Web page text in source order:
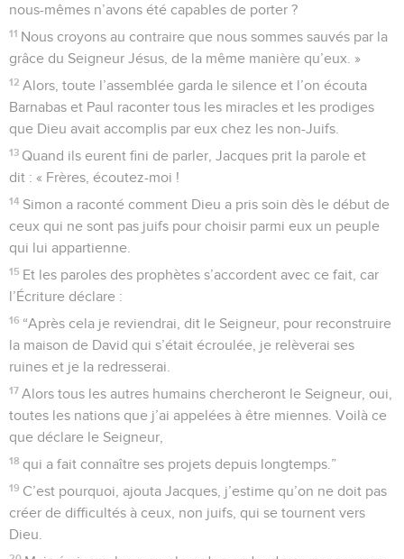
nous-mêmes n’avons été capables de porter ?
11 Nous croyons au contraire que nous sommes sauvés par la
grâce du Seigneur Jésus, de la même manière qu’eux. »
12 Alors, toute l’assemblée garda le silence et l’on écouta
Barnabas et Paul raconter tous les miracles et les prodiges
que Dieu avait accomplis par eux chez les non-Juifs.
13 Quand ils eurent fini de parler, Jacques prit la parole et
dit : « Frères, écoutez-moi !
14 Simon a raconté comment Dieu a pris soin dès le début de
ceux qui ne sont pas juifs pour choisir parmi eux un peuple
qui lui appartienne.
15 Et les paroles des prophètes s’accordent avec ce fait, car
l’Écriture déclare :
16 “Après cela je reviendrai, dit le Seigneur, pour reconstruire
la maison de David qui s’était écroulée, je relèverai ses
ruines et je la redresserai.
17 Alors tous les autres humains chercheront le Seigneur, oui,
toutes les nations que j’ai appelées à être miennes. Voilà ce
que déclare le Seigneur,
18 qui a fait connaître ses projets depuis longtemps.”
19 C’est pourquoi, ajouta Jacques, j’estime qu’on ne doit pas
créer de difficultés à ceux, non juifs, qui se tournent vers
Dieu.